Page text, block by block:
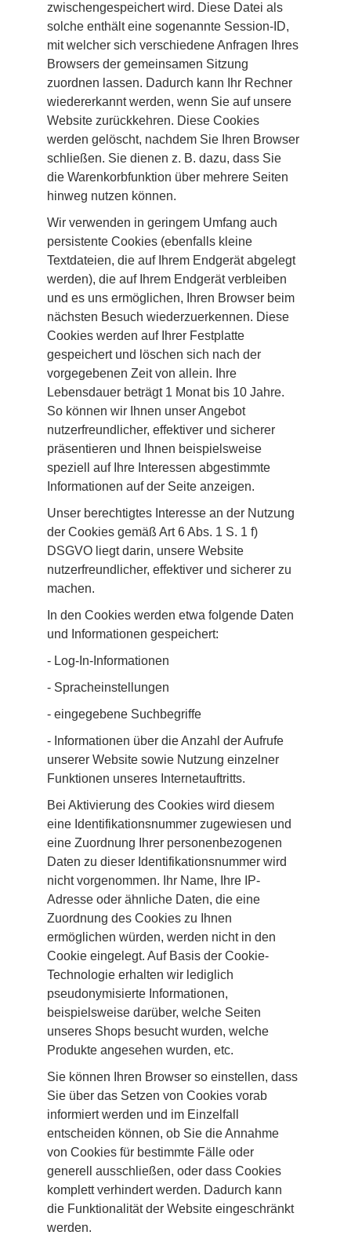
zwischengespeichert wird. Diese Datei als
solche enthält eine sogenannte Session-ID,
mit welcher sich verschiedene Anfragen Ihres
Browsers der gemeinsamen Sitzung
zuordnen lassen. Dadurch kann Ihr Rechner
wiedererkannt werden, wenn Sie auf unsere
Website zurückkehren. Diese Cookies
werden gelöscht, nachdem Sie Ihren Browser
schließen. Sie dienen z. B. dazu, dass Sie
die Warenkorbfunktion über mehrere Seiten
hinweg nutzen können.
Wir verwenden in geringem Umfang auch
persistente Cookies (ebenfalls kleine
Textdateien, die auf Ihrem Endgerät abgelegt
werden), die auf Ihrem Endgerät verbleiben
und es uns ermöglichen, Ihren Browser beim
nächsten Besuch wiederzuerkennen. Diese
Cookies werden auf Ihrer Festplatte
gespeichert und löschen sich nach der
vorgegebenen Zeit von allein. Ihre
Lebensdauer beträgt 1 Monat bis 10 Jahre.
So können wir Ihnen unser Angebot
nutzerfreundlicher, effektiver und sicherer
präsentieren und Ihnen beispielsweise
speziell auf Ihre Interessen abgestimmte
Informationen auf der Seite anzeigen.
Unser berechtigtes Interesse an der Nutzung
der Cookies gemäß Art 6 Abs. 1 S. 1 f)
DSGVO liegt darin, unsere Website
nutzerfreundlicher, effektiver und sicherer zu
machen.
In den Cookies werden etwa folgende Daten
und Informationen gespeichert:
- Log-In-Informationen
- Spracheinstellungen
- eingegebene Suchbegriffe
- Informationen über die Anzahl der Aufrufe
unserer Website sowie Nutzung einzelner
Funktionen unseres Internetauftritts.
Bei Aktivierung des Cookies wird diesem
eine Identifikationsnummer zugewiesen und
eine Zuordnung Ihrer personenbezogenen
Daten zu dieser Identifikationsnummer wird
nicht vorgenommen. Ihr Name, Ihre IP-
Adresse oder ähnliche Daten, die eine
Zuordnung des Cookies zu Ihnen
ermöglichen würden, werden nicht in den
Cookie eingelegt. Auf Basis der Cookie-
Technologie erhalten wir lediglich
pseudonymisierte Informationen,
beispielsweise darüber, welche Seiten
unseres Shops besucht wurden, welche
Produkte angesehen wurden, etc.
Sie können Ihren Browser so einstellen, dass
Sie über das Setzen von Cookies vorab
informiert werden und im Einzelfall
entscheiden können, ob Sie die Annahme
von Cookies für bestimmte Fälle oder
generell ausschließen, oder dass Cookies
komplett verhindert werden. Dadurch kann
die Funktionalität der Website eingeschränkt
werden.